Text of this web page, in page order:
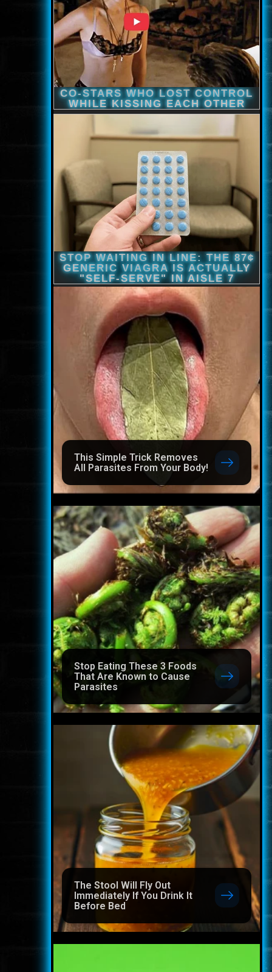
This Simple Trick Removes
All Parasites From Your Body!
Stop Eating These 3 Foods
That Are Known to Cause
Parasites
The Stool Will Fly Out
Immediately If You Drink It
Before Bed